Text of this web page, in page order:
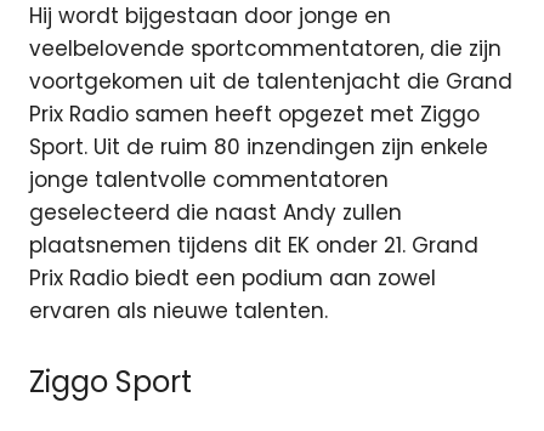
Hij wordt bijgestaan door jonge en
veelbelovende sportcommentatoren, die zijn
voortgekomen uit de talentenjacht die Grand
Prix Radio samen heeft opgezet met Ziggo
Sport. Uit de ruim 80 inzendingen zijn enkele
jonge talentvolle commentatoren
geselecteerd die naast Andy zullen
plaatsnemen tijdens dit EK onder 21. Grand
Prix Radio biedt een podium aan zowel
ervaren als nieuwe talenten.
Ziggo Sport